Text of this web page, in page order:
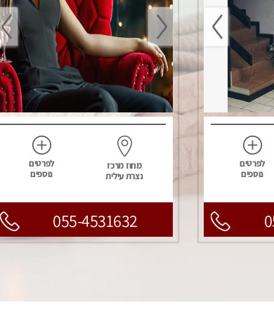
לפרטים
נוספים
מחוז מרכז
נצרת עילית
לפרטים
נוספים
055-4531632